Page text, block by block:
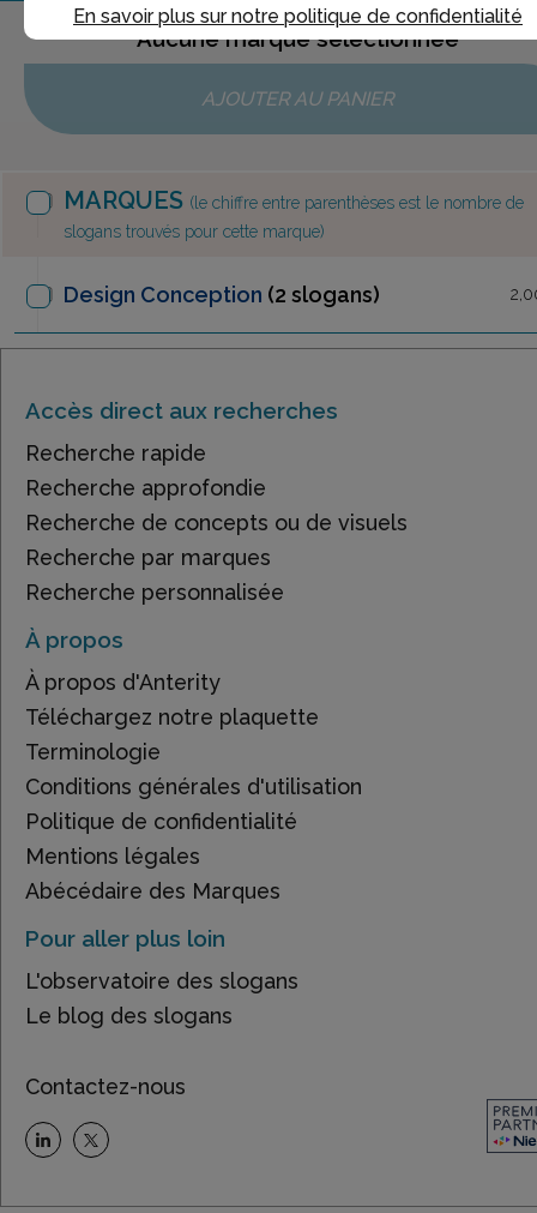
Aucune marque sélectionnée
AJOUTER AU PANIER
MARQUES (le chiffre entre parenthèses est le nombre de
slogans trouvés pour cette marque)
Design Conception (2 slogans)
Accès direct aux recherches
Recherche rapide
Recherche approfondie
Recherche de concepts ou de visuels
Recherche par marques
Recherche personnalisée
À propos
À propos d'Anterity
Téléchargez notre plaquette
Terminologie
Conditions générales d'utilisation
Politique de confidentialité
Mentions légales
Abécédaire des Marques
Pour aller plus loin
L'observatoire des slogans
Le blog des slogans
Contactez-nous
En savoir plus sur notre politique de confidentialité